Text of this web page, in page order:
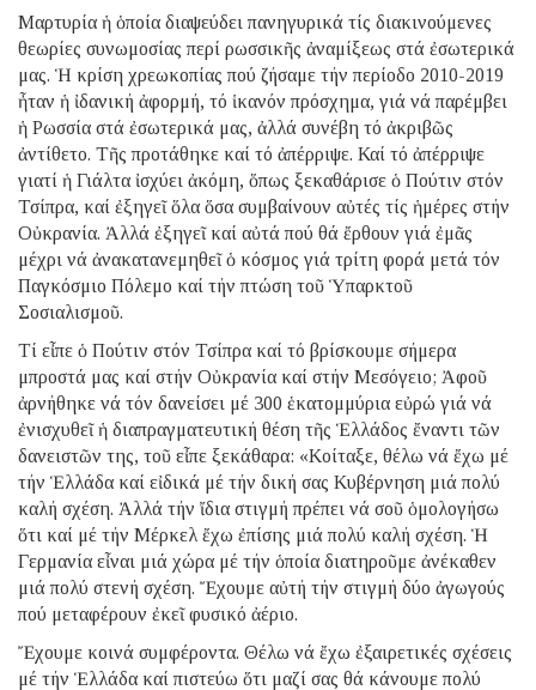
Μαρτυρία ἡ ὁποία διαψεύδει πανηγυρικά τίς διακινούμενες
θεωρίες συνωμοσίας περί ρωσσικῆς ἀναμίξεως στά ἐσωτερικά
μας. Ἡ κρίση χρεωκοπίας πού ζήσαμε τήν περίοδο 2010-2019
ἦταν ἡ ἰδανική ἀφορμή, τό ἱκανόν πρόσχημα, γιά νά παρέμβει
ἡ Ρωσσία στά ἐσωτερικά μας, ἀλλά συνέβη τό ἀκριβῶς
ἀντίθετο. Τῆς προτάθηκε καί τό ἀπέρριψε. Καί τό ἀπέρριψε
γιατί ἡ Γιάλτα ἰσχύει ἀκόμη, ὅπως ξεκαθάρισε ὁ Πούτιν στόν
Τσίπρα, καί ἐξηγεῖ ὅλα ὅσα συμβαίνουν αὐτές τίς ἡμέρες στήν
Οὐκρανία. Ἀλλά ἐξηγεῖ καί αὐτά πού θά ἔρθουν γιά ἐμᾶς
μέχρι νά ἀνακατανεμηθεῖ ὁ κόσμος γιά τρίτη φορά μετά τόν
Παγκόσμιο Πόλεμο καί τήν πτώση τοῦ Ὑπαρκτοῦ
Σοσιαλισμοῦ.
Τί εἶπε ὁ Πούτιν στόν Τσίπρα καί τό βρίσκουμε σήμερα
μπροστά μας καί στήν Οὐκρανία καί στήν Μεσόγειο; Ἀφοῦ
ἀρνήθηκε νά τόν δανείσει μέ 300 ἑκατομμύρια εὐρώ γιά νά
ἐνισχυθεῖ ἡ διαπραγματευτική θέση τῆς Ἑλλάδος ἔναντι τῶν
δανειστῶν της, τοῦ εἶπε ξεκάθαρα: «Κοίταξε, θέλω νά ἔχω μέ
τήν Ἑλλάδα καί εἰδικά μέ τήν δική σας Κυβέρνηση μιά πολύ
καλή σχέση. Ἀλλά τήν ἴδια στιγμή πρέπει νά σοῦ ὁμολογήσω
ὅτι καί μέ τήν Μέρκελ ἔχω ἐπίσης μιά πολύ καλή σχέση. Ἡ
Γερμανία εἶναι μιά χώρα μέ τήν ὁποία διατηροῦμε ἀνέκαθεν
μιά πολύ στενή σχέση. Ἔχουμε αὐτή τήν στιγμή δύο ἀγωγούς
πού μεταφέρουν ἐκεῖ φυσικό ἀέριο.
Ἔχουμε κοινά συμφέροντα. Θέλω νά ἔχω ἐξαιρετικές σχέσεις
μέ τήν Ἑλλάδα καί πιστεύω ὅτι μαζί σας θά κάνουμε πολύ